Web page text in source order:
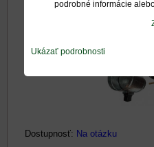
Dostupnosť: Na otázku
podrobné informácie
Ukázať podrobnosti